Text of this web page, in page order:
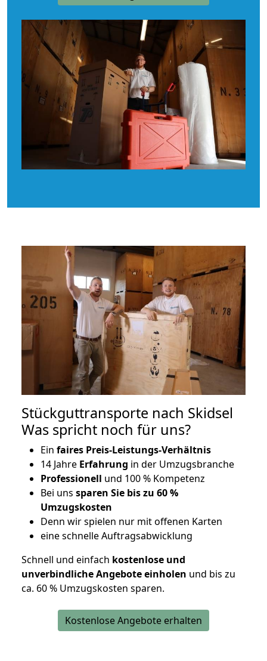
Stückguttransporte nach Skidsel
Was spricht noch für uns?
Ein faires Preis-Leistungs-Verhältnis
14 Jahre Erfahrung in der Umzugsbranche
Professionell und 100 % Kompetenz
Bei uns sparen Sie bis zu 60 %
Umzugskosten
Denn wir spielen nur mit offenen Karten
eine schnelle Auftragsabwicklung
Schnell und einfach kostenlose und
unverbindliche Angebote einholen und bis zu
ca. 60 % Umzugskosten sparen.
Kostenlose Angebote erhalten